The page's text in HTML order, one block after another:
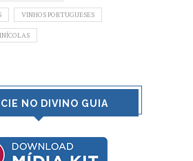
VINHOS PORTUGUESES
NO DIVINO GUIA